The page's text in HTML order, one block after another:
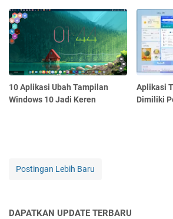
10 Aplikasi Ubah Tampilan
Windows 10 Jadi Keren
Aplikasi
Dimiliki
Postingan Lebih Baru
DAPATKAN UPDATE TERBARU